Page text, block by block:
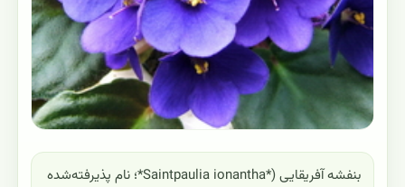
بنفشه آفریقایی (*Saintpaulia ionantha*؛ نام پذیرفته‌شده